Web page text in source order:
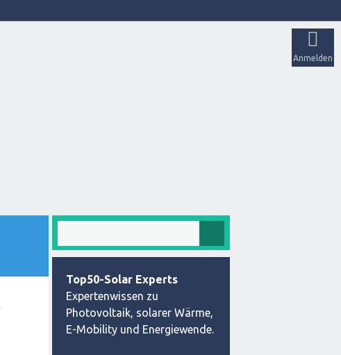
Anmelden
Top50-Solar Experts
Expertenwissen zu
Photovoltaik, solarer Wärme,
E-Mobility und Energiewende.